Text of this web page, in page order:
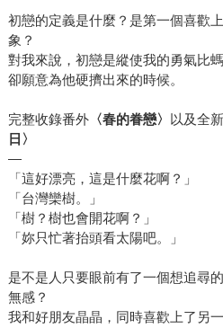
初戀的定義是什麼？是第一個喜歡
象？
對我來說，初戀是縱使我的勇氣比
卻願意為他硬擠出來的時候。
完整收錄番外〈春的眷戀〉 以及全
日〉
—
「這好漂亮，這是什麼花啊？」
「台灣欒樹。」
「樹？樹也會開花啊？」
「妳只忙著抬頭看太陽吧。」
是不是人只要眼前有了一個想追尋
無感？
我和好朋友晶晶，同時喜歡上了另